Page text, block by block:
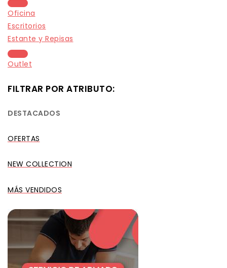
Oficina
Escritorios
Estante y Repisas
Outlet
FILTRAR POR ATRIBUTO:
DESTACADOS
OFERTAS
NEW COLLECTION
MÁS VENDIDOS